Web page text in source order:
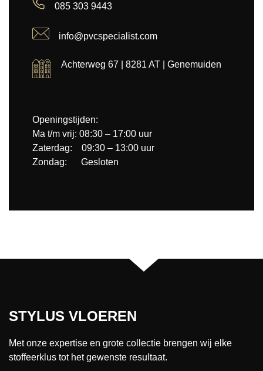
085 303 9443
info@pvcspecialist.com
Achterweg 67 | 8281 AT | Genemuiden
Openingstijden:
Ma t/m vrij: 08:30 – 17:00 uur
Zaterdag: 09:30 – 13:00 uur
Zondag: Gesloten
STYLUS VLOEREN
Met onze expertise en grote collectie brengen wij elke
stoffeerklus tot het gewenste resultaat.